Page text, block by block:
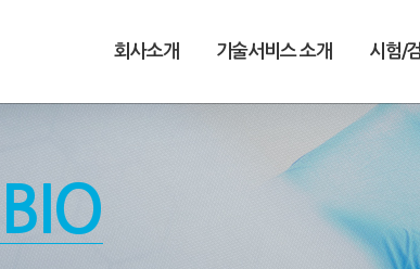
회사소개 기술서비스 소개 시험/
BIO